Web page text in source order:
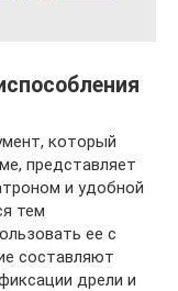
который
представляет
и удобной
тем
ее с
составляют
дрели и